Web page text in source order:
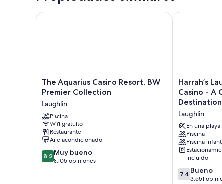
The
Aquarius
Resort,
BW
Premier
Collection
Laughlin
The Aquarius Casino Resort, BW
Premier Collection
Laughlin
Piscina
Wifi gratuito
Restaurante
Aire acondicionado
8.2
de
8,2 Muy bueno
8.105 opiniones
The Aquarius Casino Resort, BW Premier Collection
Harrah’s
Laughlin
Beach
Resort
&
Casino
-
A
Caesars
Rewards
Destination
Laughlin
Harrah’s
Casino - A
Destination
Laughlin
En una
Piscina
Piscina
incluido
7.4
de
7,4 Bueno
3.551
Harrah’s